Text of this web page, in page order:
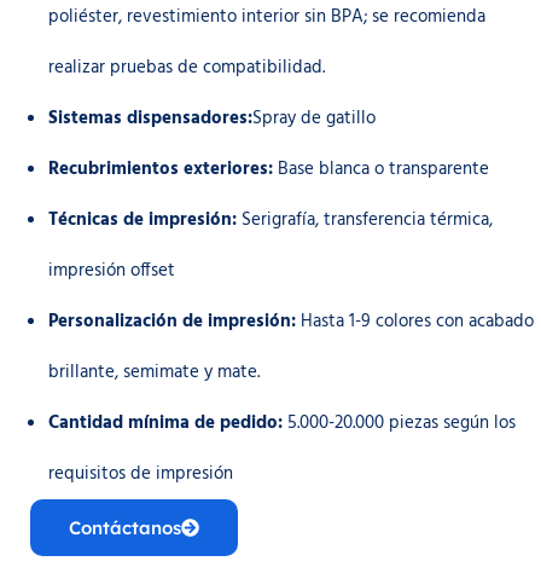
poliéster, revestimiento interior sin BPA; se recomienda
realizar pruebas de compatibilidad.
Sistemas dispensadores:Spray de gatillo
Recubrimientos exteriores: Base blanca o transparente
Técnicas de impresión: Serigrafía, transferencia térmica,
impresión offset
Personalización de impresión: Hasta 1-9 colores con acabado
brillante, semimate y mate.
Cantidad mínima de pedido: 5.000-20.000 piezas según los
requisitos de impresión
Contáctanos